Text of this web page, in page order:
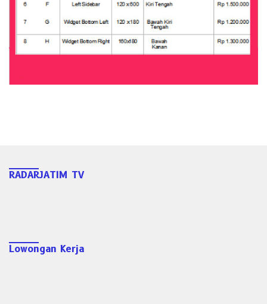
RADARJATIM TV
Lowongan Kerja